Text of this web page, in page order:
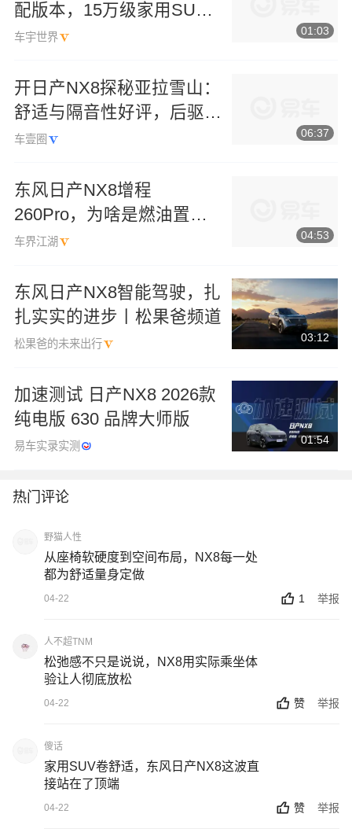
配版本，15万级家用SUV
闭眼入的靠谱之选
车宇世界
01:03
开日产NX8探秘亚拉雪山：
舒适与隔音性好评，后驱就
是不一样
车壹圈
06:37
东风日产NX8增程
260Pro，为啥是燃油置换
最优选？
车界江湖
04:53
东风日产NX8智能驾驶，扎
扎实实的进步丨松果爸频道
松果爸的未来出行
03:12
加速测试 日产NX8 2026款
纯电版 630 品牌大师版
易车实录实测
01:54
热门评论
野猫人性
从座椅软硬度到空间布局，NX8每一处
都为舒适量身定做
04-22 1 举报
人不超TNM
松弛感不只是说说，NX8用实际乘坐体
验让人彻底放松
04-22 赞 举报
傻话
家用SUV卷舒适，东风日产NX8这波直
接站在了顶端
04-22 赞 举报